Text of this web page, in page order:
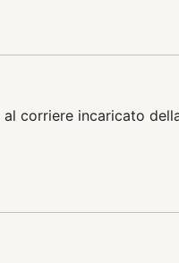
corriere incaricato